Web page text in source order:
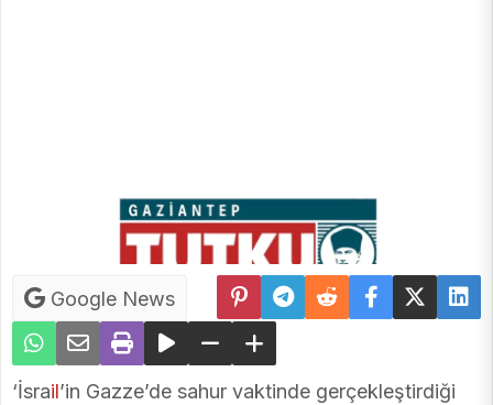
Google News
‘İsrail’in Gazze’de sahur vaktinde gerçekleştirdiği